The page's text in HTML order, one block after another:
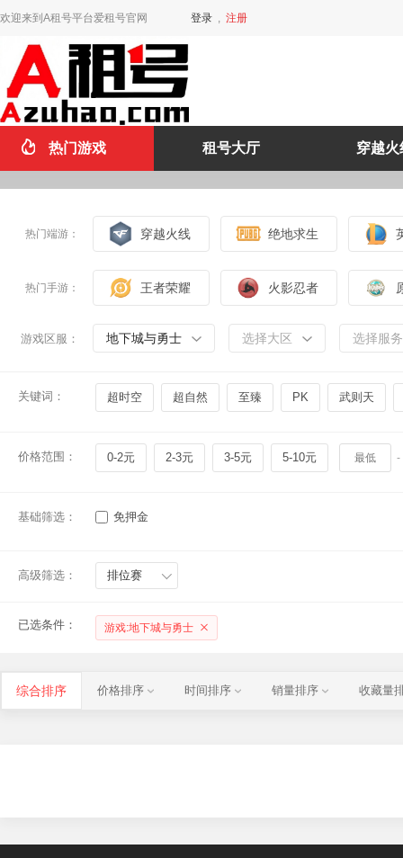
欢迎来到A租号平台爱租号官网 登录 , 注册
热门游戏 租号大厅 穿越火
热门端游： 穿越火线 绝地求生
热门手游： 王者荣耀 火影忍者
游戏区服： 地下城与勇士 选择大区 选择服
关键词： 超时空 超自然 至臻 PK 武则天
价格范围： 0-2元 2-3元 3-5元 5-10元 -
基础筛选： 免押金
高级筛选： 排位赛
已选条件： 游戏:地下城与勇士
综合排序 价格排序 时间排序 销量排序 收藏量